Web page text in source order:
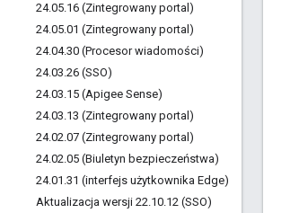
24.05.16 (Zintegrowany portal)
24.05.01 (Zintegrowany portal)
24.04.30 (Procesor wiadomości)
24.03.26 (SSO)
24.03.15 (Apigee Sense)
24.03.13 (Zintegrowany portal)
24.02.07 (Zintegrowany portal)
24.02.05 (Biuletyn bezpieczeństwa)
24.01 .31 (interfejs użytkownika Edge)
Aktualizacja wersji 22.10.12 (SSO)